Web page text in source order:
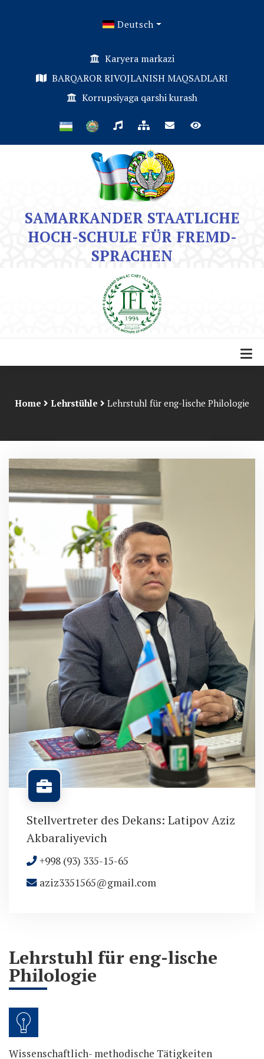
Deutsch
Karyera markazi
BARQAROR RIVOJLANISH MAQSADLARI
Korrupsiyaga qarshi kurash
SAMARKANDER STAATLICHE
HOCH-SCHULE FÜR FREMD-
SPRACHEN
Home Lehrstühle Lehrstuhl für eng-lische Philologie
Stellvertreter des Dekans: Latipov Aziz
Akbaraliyevich
+998 (93) 335-15-65
aziz3351565@gmail.com
Lehrstuhl für eng-lische
Philologie
Wissenschaftlich- methodische Tätigkeiten